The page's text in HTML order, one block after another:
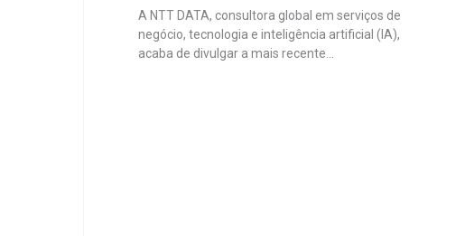
A NTT DATA, consultora global em serviços de
negócio, tecnologia e inteligência artificial (IA),
acaba de divulgar a mais recente...